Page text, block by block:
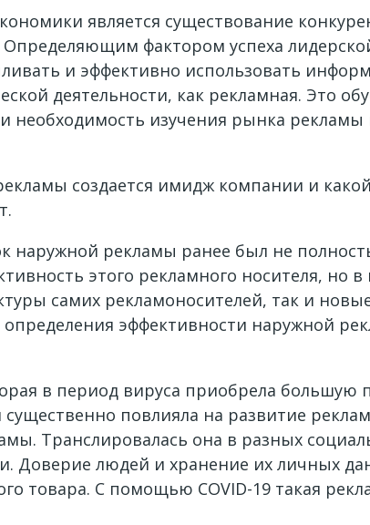
является существование
фактором успеха
и эффективно использовать
деятельности, как рекламная. Это
необходимость изучения рынка
создается имидж компании и
наружной рекламы ранее был не
этого рекламного носителя, но
самих рекламоносителей, так и
эффективности наружной
в период вируса приобрела большую
повлияла на развитие
Транслировалась она в разных
Доверие людей и хранение их личных
товара. С помощью COVID-19 такая